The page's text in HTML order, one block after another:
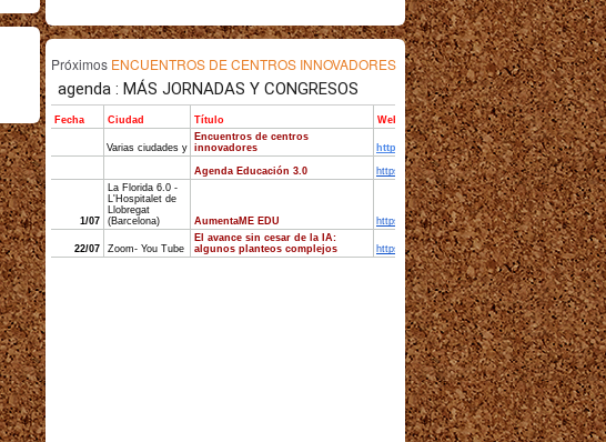
Próximos ENCUENTROS DE CENTROS INNOVADORES